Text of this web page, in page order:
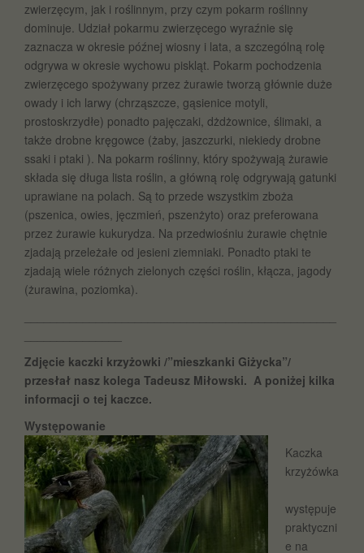
zwierzęcym, jak i roślinnym, przy czym pokarm roślinny
dominuje. Udział pokarmu zwierzęcego wyraźnie się
zaznacza w okresie późnej wiosny i lata, a szczególną rolę
odgrywa w okresie wychowu piskląt. Pokarm pochodzenia
zwierzęcego spożywany przez żurawie tworzą głównie duże
owady i ich larwy (chrząszcze, gąsienice motyli,
prostoskrzydłe) ponadto pajęczaki, dżdżownice, ślimaki, a
także drobne kręgowce (żaby, jaszczurki, niekiedy drobne
ssaki i ptaki ). Na pokarm roślinny, który spożywają żurawie
składa się długa lista roślin, a główną rolę odgrywają gatunki
uprawiane na polach. Są to przede wszystkim zboża
(pszenica, owies, jęczmień, pszenżyto) oraz preferowana
przez żurawie kukurydza. Na przedwiośniu żurawie chętnie
zjadają przeleżałe od jesieni ziemniaki. Ponadto ptaki te
zjadają wiele różnych zielonych części roślin, kłącza, jagody
(żurawina, poziomka).
Zdjęcie kaczki krzyżowki /”mieszkanki Giżycka”/
przesłał nasz kolega Tadeusz Miłowski. A poniżej kilka
informacji o tej kaczce.
Występowanie
Kaczka
krzyżówka
występuje
praktyczni
e na